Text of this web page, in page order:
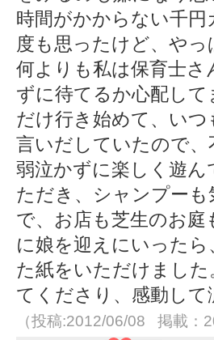
時間がかからない千
度も思ったけど、や
何よりも私は保育士
ずに待てるか心配し
だけ行き始めて、い
言いだしていたので
弱泣かずに楽しく遊
ただき、シャンプー
で、お店も芝生のお
に娘を迎えにいった
た紙をいただけまし
てくださり、感動し
（投稿:2012/06/08 掲載：